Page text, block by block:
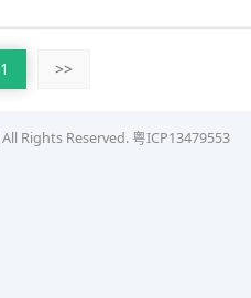
1 >>
All Rights Reserved. 粤ICP13479553